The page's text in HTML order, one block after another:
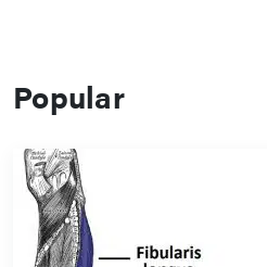
Popular